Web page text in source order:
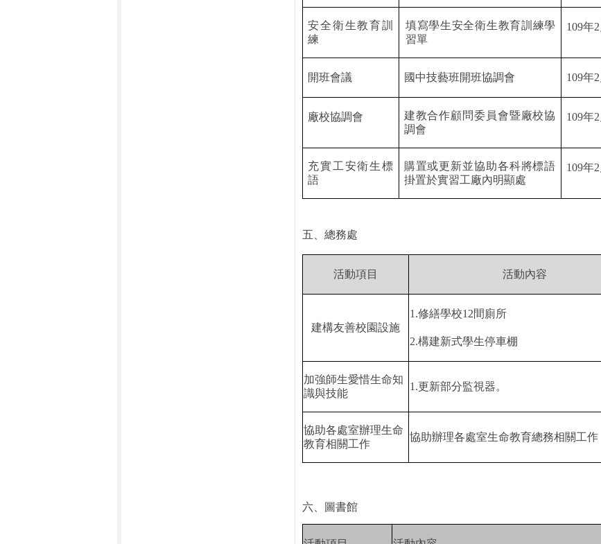
安全衛生教育訓
練
填寫學生安全衛生教育訓練學
習單
109年2
開班會議 國中技藝班開班協調會 109年2
廠校協調會
建教合作顧問委員會暨廠校協
調會
109年2
充實工安衛生標
語
購置或更新並協助各科將標語
掛置於實習工廠內明顯處
109年2
五、總務處
活動項目 活動內容
建構友善校園設施
1.修繕學校12間廁所
2.構建新式學生停車棚
加強師生愛惜生命知
識與技能
1.更新部分監視器。
協助各處室辦理生命
教育相關工作
協助辦理各處室生命教育總務相關工作
六、圖書館